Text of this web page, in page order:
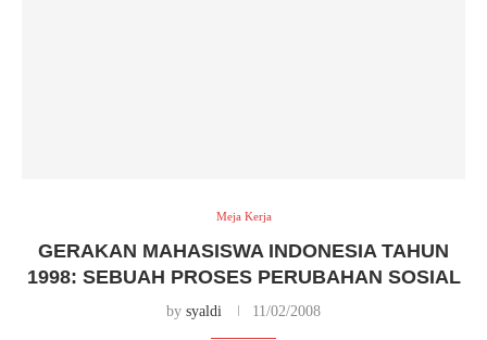
Meja Kerja
GERAKAN MAHASISWA INDONESIA TAHUN
1998: SEBUAH PROSES PERUBAHAN SOSIAL
by syaldi 11/02/2008